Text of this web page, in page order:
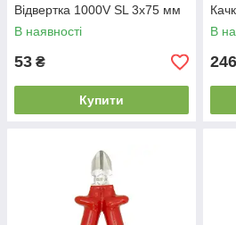
Відвертка 1000V SL 3х75 мм
В наявності
53 ₴
Купити
В
246